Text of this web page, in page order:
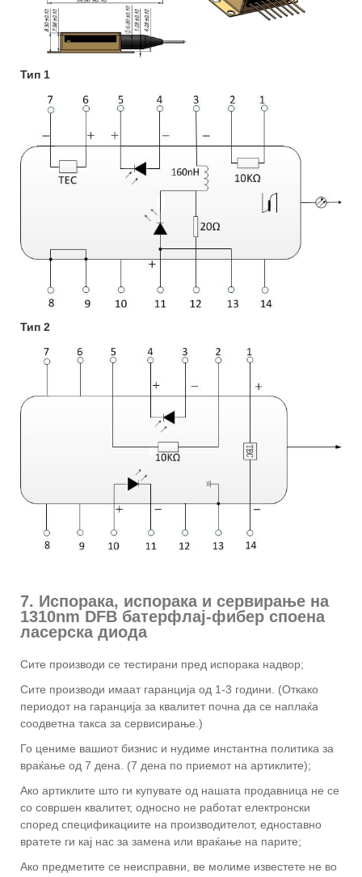
Тип 1
Тип 2
7. Испорака, испорака и сервирање на
1310nm DFB батерфлај-фибер споена
ласерска диода
Сите производи се тестирани пред испорака надвор;
Сите производи имаат гаранција од 1-3 години. (Откако
периодот на гаранција за квалитет почна да се наплаќа
соодветна такса за сервисирање.)
Го цениме вашиот бизнис и нудиме инстантна политика за
враќање од 7 дена. (7 дена по приемот на артиклите);
Ако артиклите што ги купувате од нашата продавница не се
со совршен квалитет, односно не работат електронски
според спецификациите на производителот, едноставно
вратете ги кај нас за замена или враќање на парите;
Ако предметите се неисправни, ве молиме известете не во